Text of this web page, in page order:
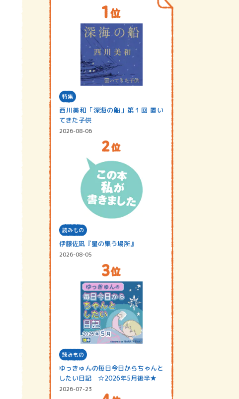
特集
西川美和「深海の船」第１回 置い
てきた子供
2026-08-06
読みもの
伊藤佐凪『星の集う場所』
2026-08-05
読みもの
ゆっきゅんの毎日今日からちゃんと
したい日記 ☆2026年5月後半★
2026-07-23